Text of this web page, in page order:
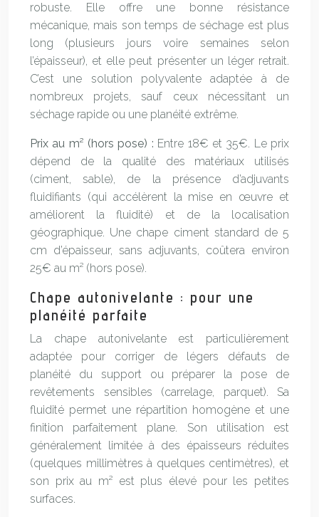
robuste. Elle offre une bonne résistance
mécanique, mais son temps de séchage est plus
long (plusieurs jours voire semaines selon
l’épaisseur), et elle peut présenter un léger retrait.
C’est une solution polyvalente adaptée à de
nombreux projets, sauf ceux nécessitant un
séchage rapide ou une planéité extrême.
Prix au m² (hors pose) : Entre 18€ et 35€. Le prix
dépend de la qualité des matériaux utilisés
(ciment, sable), de la présence d’adjuvants
fluidifiants (qui accélèrent la mise en œuvre et
améliorent la fluidité) et de la localisation
géographique. Une chape ciment standard de 5
cm d’épaisseur, sans adjuvants, coûtera environ
25€ au m² (hors pose).
Chape autonivelante : pour une
planéité parfaite
La chape autonivelante est particulièrement
adaptée pour corriger de légers défauts de
planéité du support ou préparer la pose de
revêtements sensibles (carrelage, parquet). Sa
fluidité permet une répartition homogène et une
finition parfaitement plane. Son utilisation est
généralement limitée à des épaisseurs réduites
(quelques millimètres à quelques centimètres), et
son prix au m² est plus élevé pour les petites
surfaces.